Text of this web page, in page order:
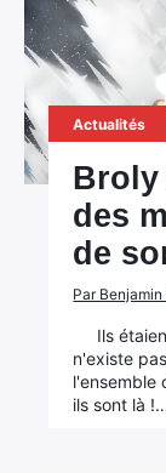
Actualités
Broly
des
de
Par
Ils
n'existe
l'ensemble
ils sont là